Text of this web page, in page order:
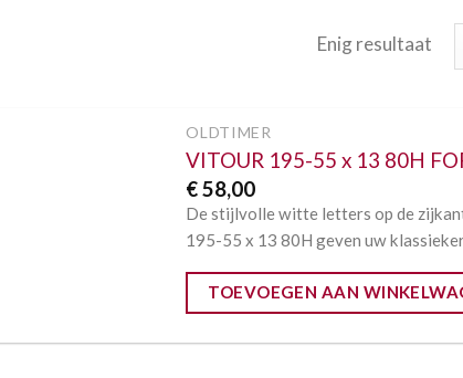
Enig resultaat
OLDTIMER
VITOUR 195-55 x 13 80H
€58,00
De stijlvolle witte letters op de
195-55 x 13 80H geven uw
TOEVOEGEN AAN